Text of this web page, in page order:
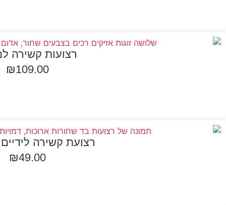
רצועות קשירה
₪109.00
רצועת קשירה לידיים
₪49.00